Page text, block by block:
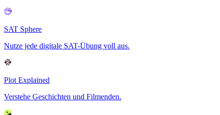
SAT Sphere
Nutze jede digitale SAT-Übung voll aus.
Plot Explained
Verstehe Geschichten und Filmenden.